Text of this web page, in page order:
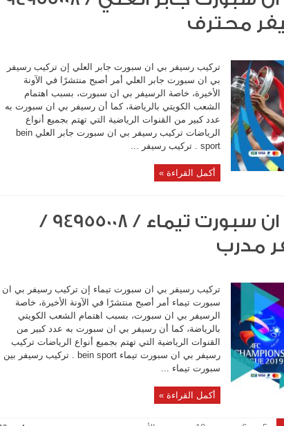
محترف
تركيب رسيفر بي ان سبورت جابر العلي إن تركيب رسيفر
بي ان سبورت جابر العلي أمر أصبح منتشرًا في الآونة
الأخيرة، خاصة الرسيفر بي ان سبورت، بسبب اهتمام
الشعب الكويتي بالرياضة، كما أن رسيفر بي ان سبورت به
عدد كبير من القنوات الرياضية التي تهتم بجميع أنواع
الرياضات تركيب رسيفر بي ان سبورت جابر العلي bein
sport . تركيب رسيفر ...
أكمل القراءة »
تركيب رسيفر بي ان سبورت تيماء / 94955008 /
مدرب
تركيب رسيفر بي ان سبورت تيماء إن تركيب رسيفر بي ان
سبورت تيماء أمر أصبح منتشرًا في الآونة الأخيرة، خاصة
الرسيفر بي ان سبورت، بسبب اهتمام الشعب الكويتي
بالرياضة، كما أن رسيفر بي ان سبورت به عدد كبير من
القنوات الرياضية التي تهتم بجميع أنواع الرياضات تركيب
رسيفر بي ان سبورت تيماء bein sport . تركيب رسيفر بين
سبورت تيماء ...
أكمل القراءة »